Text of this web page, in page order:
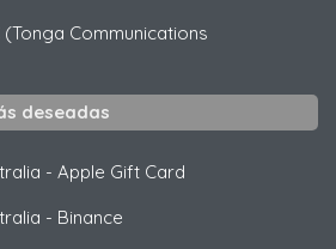
(Tonga Communications
deseadas
- Apple Gift Card
- Binance